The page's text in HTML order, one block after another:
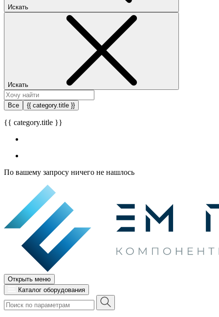
Искать
Искать
Все {{ category.title }}
{{ category.title }}
По вашему запросу ничего не нашлось
Открыть меню
Каталог оборудования